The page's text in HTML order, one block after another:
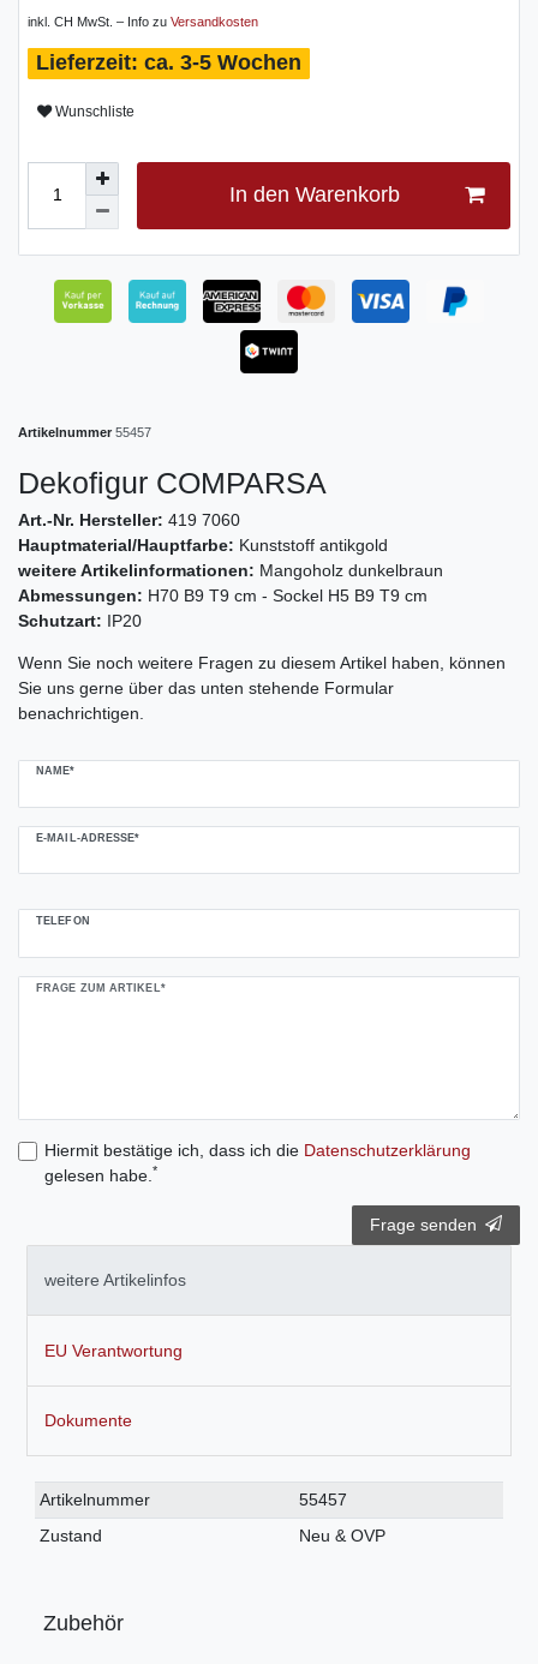
inkl. CH MwSt. – Info zu Versandkosten
ca. 3-5 Wochen
Wunschliste
In den Warenkorb
Artikelnummer 55457
Dekofigur COMPARSA
Art.-Nr. Hersteller: 419 7060
Hauptmaterial/Hauptfarbe: Kunststoff antikgold
weitere Artikelinformationen: Mangoholz dunkelbraun
Abmessungen: H70 B9 T9 cm - Sockel H5 B9 T9 cm
Schutzart: IP20
Wenn Sie noch weitere Fragen zu diesem Artikel haben, können
Sie uns gerne über das unten stehende Formular
benachrichtigen.
NAME*
E-MAIL-ADRESSE*
TELEFON
FRAGE ZUM ARTIKEL*
Hiermit bestätige ich, dass ich die Daten­schutz­erklärung
gelesen habe. *
Frage senden
weitere Artikelinfos
EU Verantwortung
Dokumente
Technisches
Merkmal
Wert
Artikelnummer
55457
Zustand
Neu & OVP
Zubehör